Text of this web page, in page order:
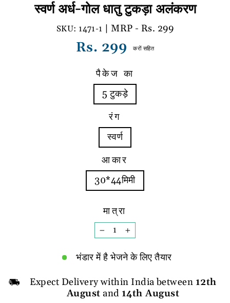
स्वर्ण अर्ध-गोल धातु टुकड़ा अलंकरण
1471-1 | MRP - Rs. 299
नियमित
Rs. 299 करों सहित
पैकेज का
5 टुकड़े
रंग
स्वर्ण
आकार
30*44मिमी
मात्रा
−
+
भंडार में है भेजने के लिए तैयार
Expect Delivery within India between 12th
August and 14th August